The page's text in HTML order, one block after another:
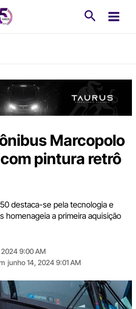
Marcopolo
pintura retrô
destaca-se pela tecnologia e
homenageia a primeira aquisição
9:00 AM
junho 14, 2024 9:01 AM